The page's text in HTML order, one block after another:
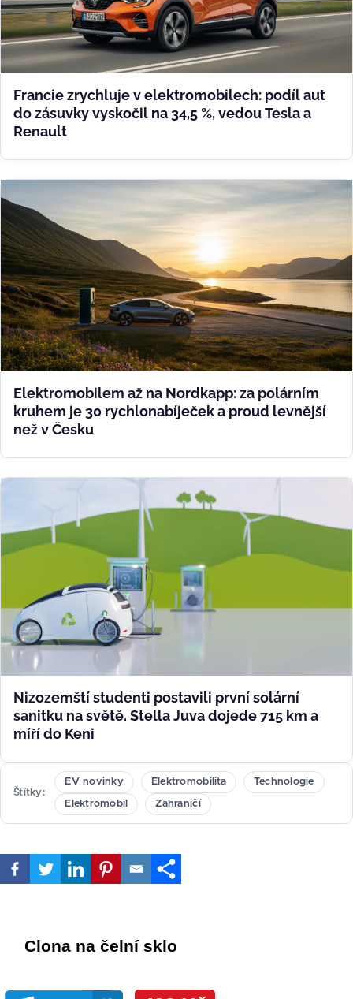
Francie zrychluje v elektromobilech: podíl aut
do zásuvky vyskočil na 34,5 %, vedou Tesla a
Renault
Elektromobilem až na Nordkapp: za polárním
kruhem je 30 rychlonabíječek a proud levnější
než v Česku
Nizozemští studenti postavili první solární
sanitku na světě. Stella Juva dojede 715 km a
míří do Keni
Štítky
EV novinky Elektromobilita Technologie
Elektromobil Zahraničí